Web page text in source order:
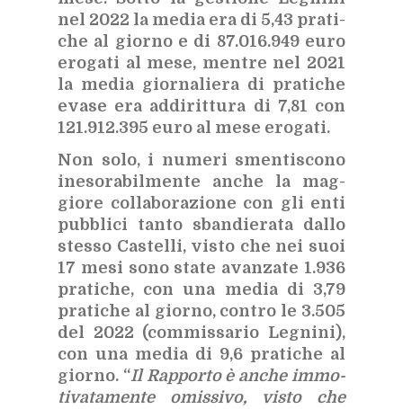
nel 2022 la me­dia era di 5,43 pra­ti­
che al gior­no e di 87.016.949 euro
ero­ga­ti al mese, men­tre nel 2021
la me­dia gior­na­lie­ra di pra­ti­che
eva­se era ad­di­rit­tu­ra di 7,81 con
121.912.395 euro al mese ero­ga­ti.
Non solo, i nu­me­ri smen­ti­sco­no
ine­so­ra­bil­men­te an­che la mag­
gio­re col­la­bo­ra­zio­ne con gli enti
pub­bli­ci tan­to sban­die­ra­ta dal­lo
stes­so Ca­stel­li, vi­sto che nei suoi
17 mesi sono sta­te avan­za­te 1.936
pra­ti­che, con una me­dia di 3,79
pra­ti­che al gior­no, con­tro le 3.505
del 2022 (com­mis­sa­rio Le­gni­ni),
con una me­dia di 9,6 pra­ti­che al
gior­no. “Il Rap­por­to è an­che im­mo­
ti­va­ta­men­te omis­si­vo, vi­sto che